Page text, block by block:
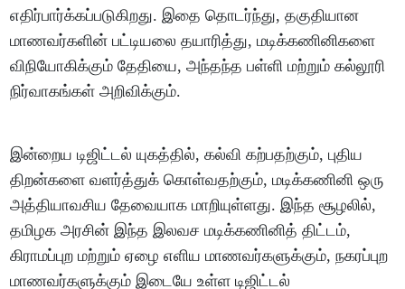
எதிர்பார்க்கப்படுகிறது. இதை தொடர்ந்து, தகுதியான
மாணவர்களின் பட்டியலை தயாரித்து, மடிக்கணினிகளை
விநியோகிக்கும் தேதியை, அந்தந்த பள்ளி மற்றும் கல்லூரி
நிர்வாகங்கள் அறிவிக்கும்.
இன்றைய டிஜிட்டல் யுகத்தில், கல்வி கற்பதற்கும், புதிய
திறன்களை வளர்த்துக் கொள்வதற்கும், மடிக்கணினி ஒரு
அத்தியாவசிய தேவையாக மாறியுள்ளது. இந்த சூழலில்,
தமிழக அரசின் இந்த இலவச மடிக்கணினித் திட்டம்,
கிராமப்புற மற்றும் ஏழை எளிய மாணவர்களுக்கும், நகரப்புற
மாணவர்களுக்கும் இடையே உள்ள டிஜிட்டல்